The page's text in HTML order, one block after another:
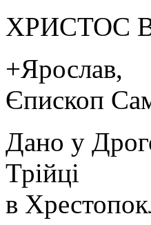
ХРИСТОС
+Ярослав,
Єпископ
Дано у
Трійці
в